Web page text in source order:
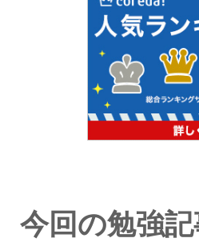
今回の勉強記